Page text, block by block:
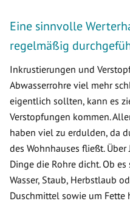
Eine sinnvolle
regelmäßig
Inkrustierungen und
Abwasserrohre viel mehr
eigentlich sollten, kann es
Verstopfungen kommen.
haben viel zu erdulden, da
des Wohnhauses fließt.
Dinge die Rohre dicht. Ob
Wasser, Staub, Herbstlaub
Duschmittel sowie um Fette